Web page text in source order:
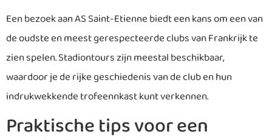
Een bezoek aan AS Saint-Etienne biedt een kans om een van
de oudste en meest gerespecteerde clubs van Frankrijk te
zien spelen. Stadiontours zijn meestal beschikbaar,
waardoor je de rijke geschiedenis van de club en hun
indrukwekkende trofeennkast kunt verkennen.
Praktische tips voor een